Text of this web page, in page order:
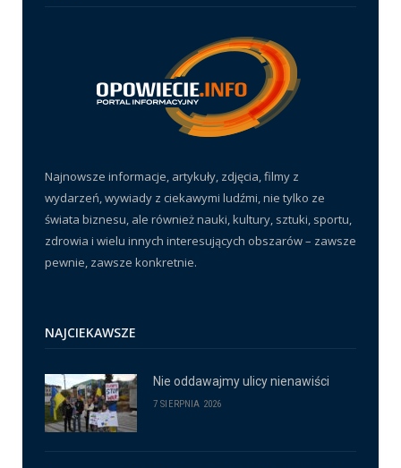
Najnowsze informacje, artykuły, zdjęcia, filmy z
wydarzeń, wywiady z ciekawymi ludźmi, nie tylko ze
świata biznesu, ale również nauki, kultury, sztuki, sportu,
zdrowia i wielu innych interesujących obszarów – zawsze
pewnie, zawsze konkretnie.
NAJCIEKAWSZE
Nie oddawajmy ulicy nienawiści
7 SIERPNIA 2026